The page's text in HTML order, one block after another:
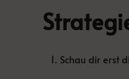
1. Schau dir erst